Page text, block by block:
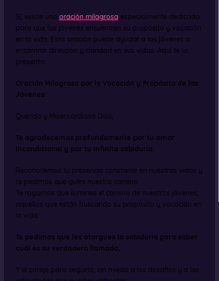
Sí, existe una oración milagrosa especialmente dedicada
para que los jóvenes encuentren su propósito y vocación
en la vida. Esta oración puede ayudar a los jóvenes a
encontrar dirección y claridad en sus vidas. Aquí te la
presento:
Oración Milagrosa por la Vocación y Propósito de los
Jóvenes
Querido y Misericordioso Dios,
Te agradecemos profundamente por tu amor
incondicional y por tu infinita sabiduría.
Reconocemos tu presencia constante en nuestras vidas y
te pedimos que guíes nuestro camino.
Te rogamos que ilumines el camino de nuestros jóvenes,
aquellos que están buscando su propósito y vocación en
la vida.
Te pedimos que les otorgues la sabiduría para saber
cuál es su verdadero llamado,
Y el coraje para seguirlo, sin miedo a los desafíos y a las